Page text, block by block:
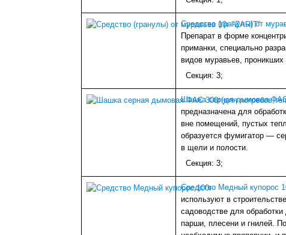
Средство (гранулы) от
Препарат в форме
приманки, специально
видов муравьев, проникших
Секция: 3;
Шашка серная дымовая ФАС
предназначена для
вне помещений, пустых
образуется фумигатор —
в щели и полости.
Секция: 3;
Средство Медный купорос
используют в
садоводстве для
парши, плесени и гнилей.